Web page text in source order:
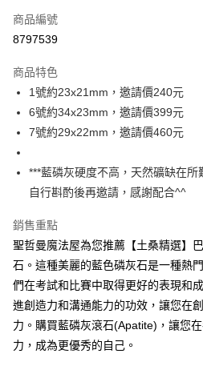
超商取貨付款
Apple Pay
街口支付
ATM付款
全家取貨付款
每筆NT$80，滿NT$3,000(含以上)免
7-11取貨付款
賣家宅配幫您送（台灣）
商品編號
8797539
商品特色
1號約23x21mm，邀請價240元
6號約34x23mm，邀請價399元
7號約29x22mm，邀請價460元
***藍磷灰硬度不高，天然礦缺在所
自行斟酌後再邀請，感謝配合^^
銷售重點
聖哲曼魔法屋為您推薦【土桑精選】
石。這種美麗的藍色磷灰石是一種熱
們在考試和比賽中取得更好的表現和
進創造力和溝通能力的功效，讓您在
力。購買藍磷灰滾石(Apatite)，讓您
力，成為更優秀的自己。